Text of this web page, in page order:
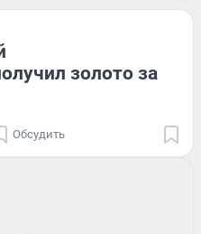
золото за
Обсудить